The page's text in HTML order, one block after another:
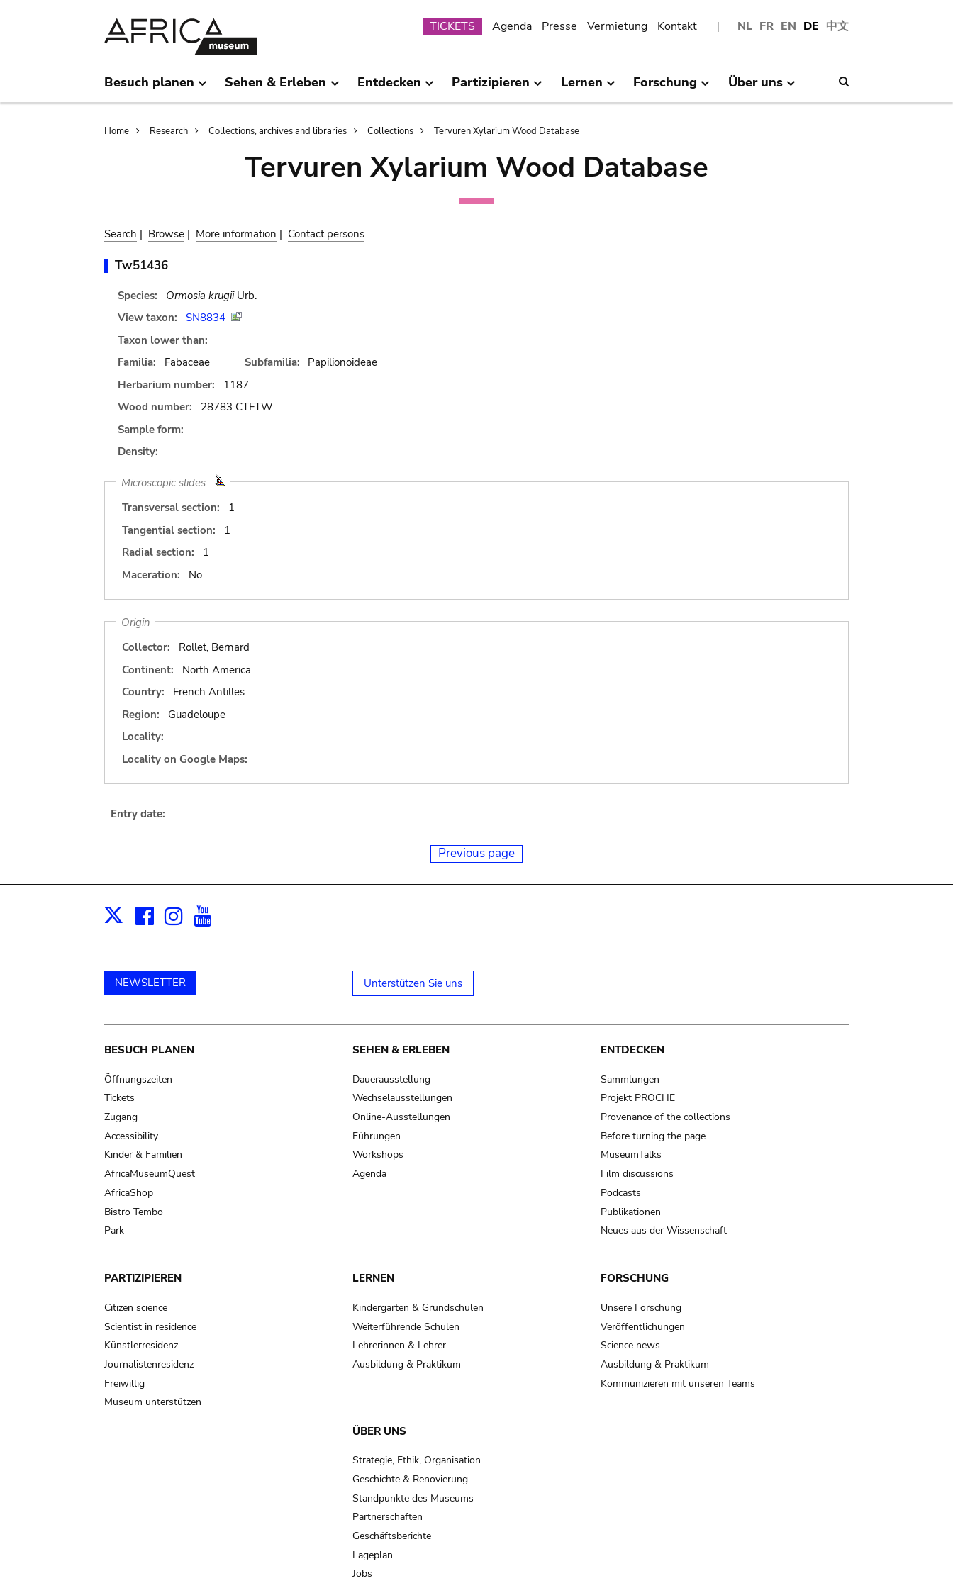
NL FR EN DE 中文
Submenu
TICKETS Agenda Presse Vermietung Kontakt
Besuch planen Sehen & Erleben Entdecken Partizipieren Lernen Forschung Über uns
Breadcrumb
Home Research Collections, archives and libraries Collections Tervuren Xylarium Wood Database
Tervuren Xylarium Wood Database
Search | Browse | More information | Contact persons
Tw51436
Species: Ormosia krugiiUrb.
View taxon:
SN8834
Taxon lower than:
Familia:
Fabaceae Subfamilia:
Papilionoideae
Herbarium number:
1187
Wood number:
28783 CTFTW
Sample form:
Density:
Microscopic slides
Transversal section:
1
Tangential section:
1
Radial section:
1
Maceration:
No
Origin
Collector:
Rollet, Bernard
Continent:
North America
Country:
French Antilles
Region:
Guadeloupe
Locality:
Locality on Google Maps:
Entry date:
Previous page
X Facebook
Instagram
NEWSLETTER Unterstützen Sie uns
Main
navigation
BESUCH PLANEN
Öffnungszeiten
Tickets
Zugang
Accessibility
Kinder & Familien
AfricaMuseumQuest
AfricaShop
Bistro Tembo
Park
SEHEN & ERLEBEN
Dauerausstellung
Wechselausstellungen
Online-Ausstellungen
Führungen
Workshops
Agenda
ENTDECKEN
Sammlungen
Projekt PROCHE
Provenance of the collections
Before turning the page…
MuseumTalks
Film discussions
Podcasts
Publikationen
Neues aus der Wissenschaft
PARTIZIPIEREN
Citizen science
Scientist in residence
Künstlerresidenz
Journalistenresidenz
Freiwillig
Museum unterstützen
LERNEN
Kindergarten & Grundschulen
Weiterführende Schulen
Lehrerinnen & Lehrer
Ausbildung & Praktikum
FORSCHUNG
Unsere Forschung
Veröffentlichungen
Science news
Ausbildung & Praktikum
Kommunizieren mit unseren Teams
ÜBER UNS
Strategie, Ethik, Organisation
Geschichte & Renovierung
Standpunkte des Museums
Partnerschaften
Geschäftsberichte
Lageplan
Jobs